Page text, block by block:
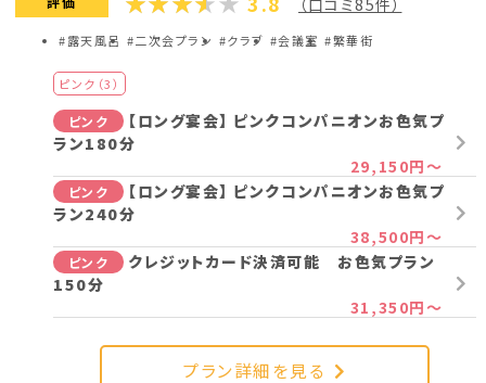
ノーマル
ノーマルコンパニオン3時間パック
ノーマル
ノーマルコンパニオン4時間パック
ノーマル
ノーマルコンパニオン5時間パック
プラン詳細を見る
#露天風呂 #二次会プラン #クラブ #会議室 #繁華街
ピンク（3）
ピンク
【ロング宴会】 ピンクコンパニオンお色気プ
ラン180分
29,150円～
ピンク
【ロング宴会】 ピンクコンパニオンお色気プ
ラン240分
38,500円～
ピンク
クレジットカード決済可能 お色気プラン
150分
31,350円～
プラン詳細を見る